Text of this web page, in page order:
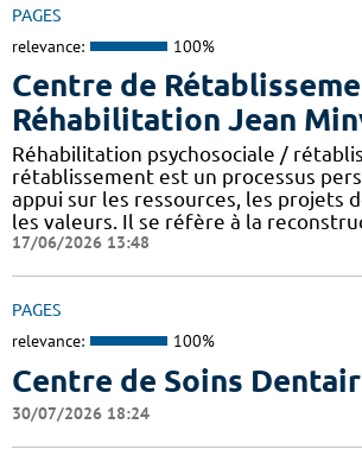
PAGES
relevance: 100%
Centre de
Réhabilitation Jean
Réhabilitation psychosociale /
rétablissement est un processus
appui sur les ressources, les projets
les valeurs. Il se réfère à la
17/06/2026 13:48
PAGES
relevance: 100%
Centre de Soins
30/07/2026 18:24